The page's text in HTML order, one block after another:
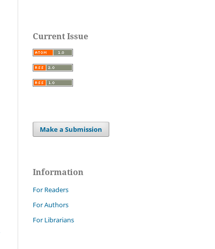
Current Issue
Make a Submission
Information
For Readers
For Authors
For Librarians